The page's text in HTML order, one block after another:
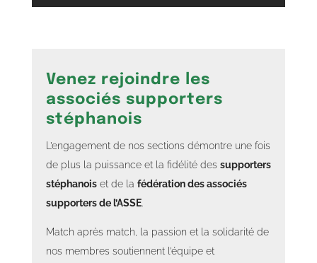
Venez rejoindre les
associés supporters
stéphanois
L’engagement de nos sections démontre une fois
de plus la puissance et la fidélité des supporters
stéphanois et de la fédération des associés
supporters de l’ASSE.
Match après match, la passion et la solidarité de
nos membres soutiennent l’équipe et